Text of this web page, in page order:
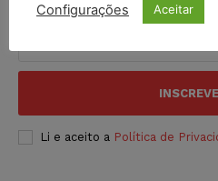
Li e aceito a Política de
Configurações Aceitar